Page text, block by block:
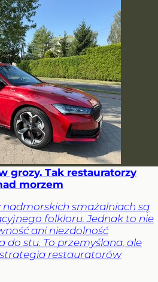
grozy. Tak restauratorzy
morzem
nadmorskich smażalniach są
folkloru. Jednak to nie
ani niezdolność
do stu. To przemyślana, ale
restauratorów